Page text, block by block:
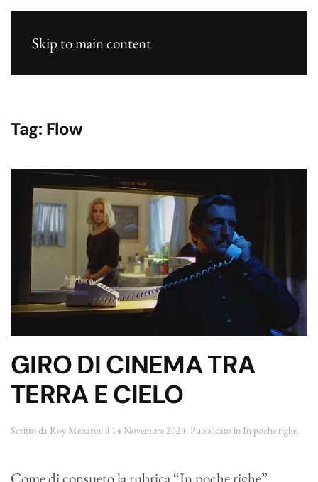
Skip to main content
Tag: Flow
GIRO DI CINEMA TRA
TERRA E CIELO
Scritto da Roy Menarini il 14 Novembre 2024. Pubblicato in In poche righe.
Come di consueto la rubrica “In poche righe”